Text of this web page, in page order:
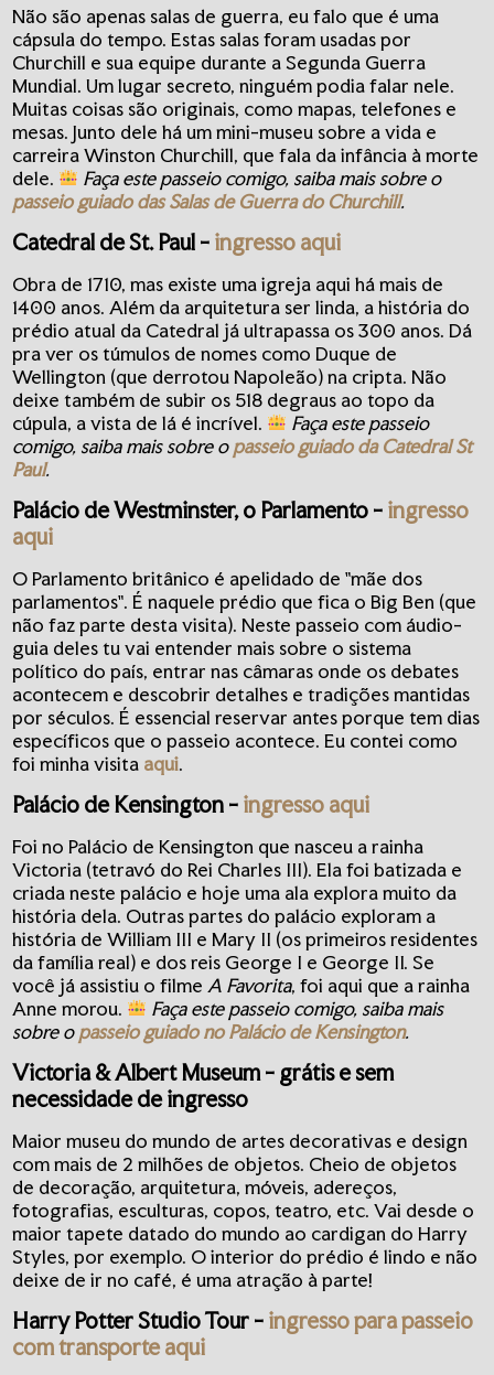
Não são apenas salas de guerra, eu falo que é uma
cápsula do tempo. Estas salas foram usadas por
Churchill e sua equipe durante a Segunda Guerra
Mundial. Um lugar secreto, ninguém podia falar nele.
Muitas coisas são originais, como mapas, telefones e
mesas. Junto dele há um mini-museu sobre a vida e
carreira Winston Churchill, que fala da infância à morte
dele.
Faça este passeio comigo, saiba mais sobre o
passeio guiado das Salas de Guerra do Churchill.
Catedral de St. Paul - ingresso aqui
Obra de 1710, mas existe uma igreja aqui há mais de
1400 anos. Além da arquitetura ser linda, a história do
prédio atual da Catedral já ultrapassa os 300 anos. Dá
pra ver os túmulos de nomes como Duque de
Wellington (que derrotou Napoleão) na cripta. Não
deixe também de subir os 518 degraus ao topo da
cúpula, a vista de lá é incrível.
Faça este passeio
comigo, saiba mais sobre opasseio guiado da Catedral St
Paul.
Palácio de Westminster, o Parlamento - ingresso
aqui
O Parlamento britânico é apelidado de "mãe dos
parlamentos". É naquele prédio que fica o Big Ben (que
não faz parte desta visita). Neste passeio com áudio-
guia deles tu vai entender mais sobre o sistema
político do país, entrar nas câmaras onde os debates
acontecem e descobrir detalhes e tradições mantidas
por séculos. É essencial reservar antes porque tem dias
específicos que o passeio acontece. Eu contei como
foi minha visita aqui.
Palácio de Kensington - ingresso aqui
Foi no Palácio de Kensington que nasceu a rainha
Victoria (tetravó do Rei Charles III). Ela foi batizada e
criada neste palácio e hoje uma ala explora muito da
história dela. Outras partes do palácio exploram a
história de William III e Mary II (os primeiros residentes
da família real) e dos reis George I e George II. Se
você já assistiu o filme A Favorita, foi aqui que a rainha
Anne morou.
Faça este passeio comigo, saiba mais
sobre opasseio guiado no Palácio de Kensington.
Victoria & Albert Museum - grátis e sem
necessidade de ingresso
Maior museu do mundo de artes decorativas e design
com mais de 2 milhões de objetos. Cheio de objetos
de decoração, arquitetura, móveis, adereços,
fotografias, esculturas, copos, teatro, etc. Vai desde o
maior tapete datado do mundo ao cardigan do Harry
Styles, por exemplo. O interior do prédio é lindo e não
deixe de ir no café, é uma atração à parte!
Harry Potter Studio Tour - ingresso para passeio
com transporte aqui